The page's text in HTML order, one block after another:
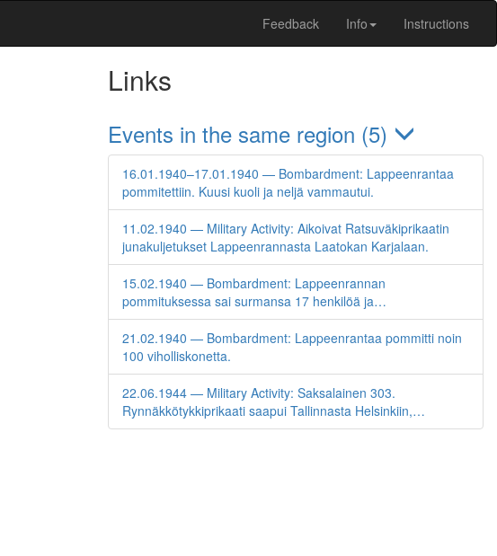
Feedback Info Instructions
Links
Events in the same region (5)
16.01.1940–17.01.1940 — Bombardment: Lappeenrantaa
pommitettiin. Kuusi kuoli ja neljä vammautui.
11.02.1940 — Military Activity: Aikoivat Ratsuväkiprikaatin
junakuljetukset Lappeenrannasta Laatokan Karjalaan.
15.02.1940 — Bombardment: Lappeenrannan
pommituksessa sai surmansa 17 henkilöä ja…
21.02.1940 — Bombardment: Lappeenrantaa pommitti noin
100 viholliskonetta.
22.06.1944 — Military Activity: Saksalainen 303.
Rynnäkkötykkiprikaati saapui Tallinnasta Helsinkiin,…